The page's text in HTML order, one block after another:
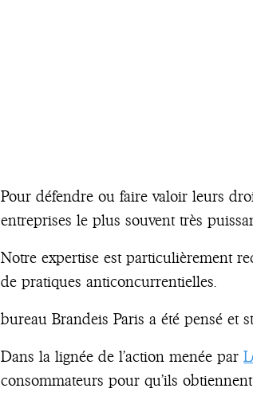
Pour défendre ou faire valoir leurs
entreprises le plus souvent très
Notre expertise est particulièrement
de pratiques anticoncurrentielles.
bureau Brandeis Paris a été pensé et
Dans la lignée de l’action menée par
consommateurs pour qu’ils